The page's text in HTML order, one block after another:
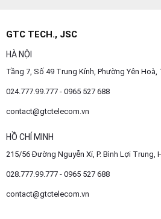
GTC TECH., JSC
HÀ NỘI
Tầng 7, Số 49 Trung Kính, Phường Yên Hoà,
024.777.99.777 - 0965 527 688
contact@gtctelecom.vn
HỒ CHÍ MINH
215/56 Đường Nguyễn Xí, P. Bình Lợi Trung,
028.777.99.777 - 0965 527 688
contact@gtctelecom.vn